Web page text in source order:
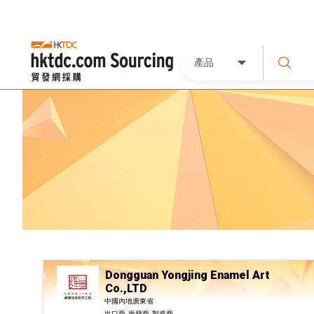
產品
Dongguan Yongjing Enamel Art
Co.,LTD
中國內地廣東省